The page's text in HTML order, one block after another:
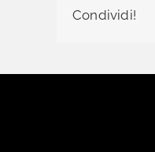
Condividi!